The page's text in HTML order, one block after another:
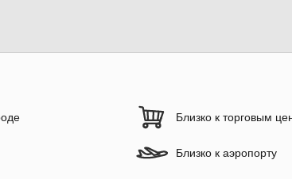
Близко к торговым
Близко к аэропорту